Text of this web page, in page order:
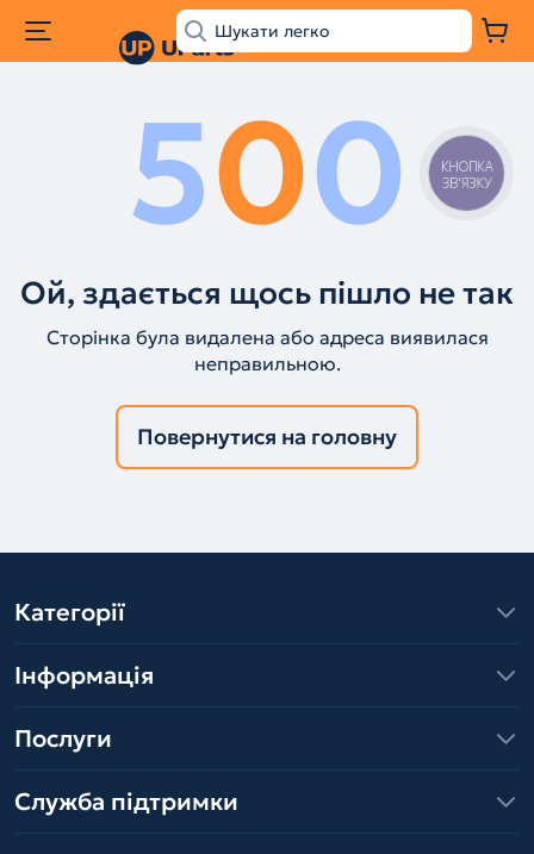
500
Ой, здається щось пішло не так
Сторінка була видалена або адреса виявилася
неправильною.
Повернутися на головну
Категорії
Інформація
Послуги
Служба підтримки
КНОПКА
ЗВ'ЯЗКУ